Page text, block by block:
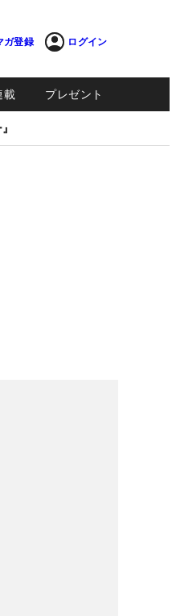
ガ登録 ログイン
載 プレゼント